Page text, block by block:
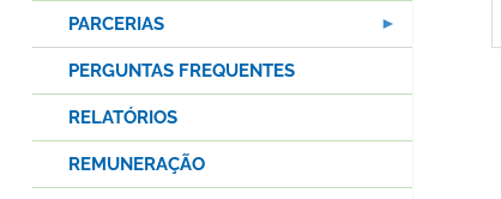
PARCERIAS
PERGUNTAS FREQUENTES
RELATÓRIOS
REMUNERAÇÃO